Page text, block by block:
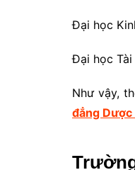
Đại học
Đại học Tài
Như vậy,
đẳng Dược